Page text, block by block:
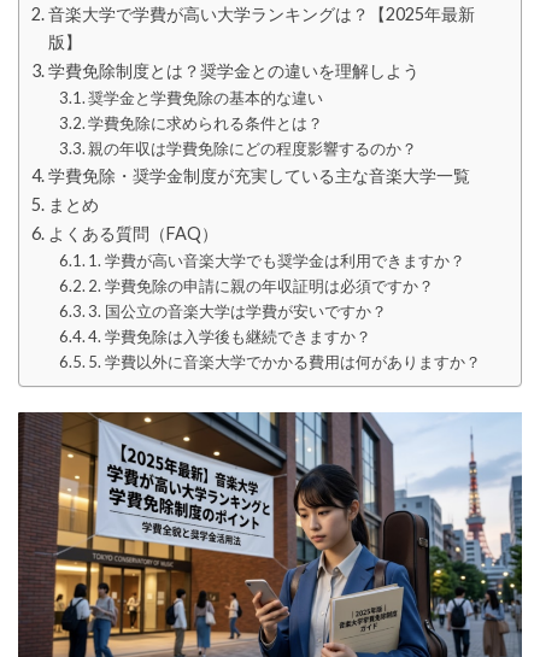
音楽大学で学費が高い大学ランキングは？【2025年最新
版】
学費免除制度とは？奨学金との違いを理解しよう
奨学金と学費免除の基本的な違い
学費免除に求められる条件とは？
親の年収は学費免除にどの程度影響するのか？
学費免除・奨学金制度が充実している主な音楽大学一覧
まとめ
よくある質問（FAQ）
1. 学費が高い音楽大学でも奨学金は利用できますか？
2. 学費免除の申請に親の年収証明は必須ですか？
3. 国公立の音楽大学は学費が安いですか？
4. 学費免除は入学後も継続できますか？
5. 学費以外に音楽大学でかかる費用は何がありますか？